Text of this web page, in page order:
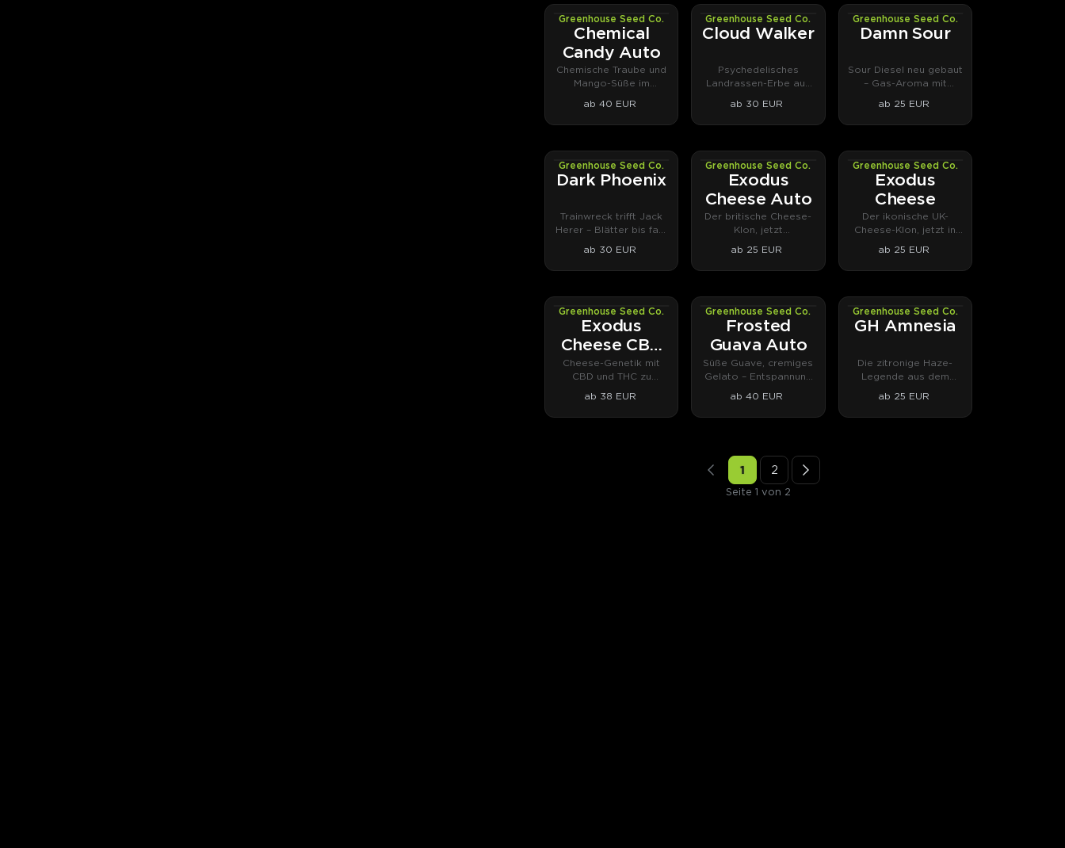
AUTOFEM
Greenhouse Seed Co.
Chemical
Candy Auto
Chemische Traube und
Mango-Süße im
ab 40 EUR
PHOTOFEM
Greenhouse Seed Co.
Cloud Walker
Psychedelisches
Landrassen-Erbe aus
farbenprächtig.
ab 30 EUR
PHOTOFEM
Greenhouse Seed Co.
Damn Sour
Sour Diesel neu gebaut
– Gas-Aroma mit
ab 25 EUR
PHOTOFEM
Greenhouse Seed Co.
Dark Phoenix
Trainwreck trifft Jack
Herer – Blätter bis fast
ab 30 EUR
AUTOFEM
Greenhouse Seed Co.
Exodus
Cheese Auto
Der britische Cheese-
Klon, jetzt
ab 25 EUR
PHOTOFEM
Greenhouse Seed Co.
Exodus
Cheese
Der ikonische UK-
Cheese-Klon, jetzt in
ab 25 EUR
AUTOFEM
Greenhouse Seed Co.
Exodus
Cheese CBD
Auto
Cheese-Genetik mit
CBD und THC zu
ab 38 EUR
AUTOFEM
Greenhouse Seed Co.
Frosted
Guava Auto
Süße Guave, cremiges
Gelato – Entspannung
ab 40 EUR
PHOTOFEM
Greenhouse Seed Co.
GH Amnesia
Die zitronige Haze-
Legende aus dem
90er.
ab 25 EUR
1 2
Seite 1 von 2